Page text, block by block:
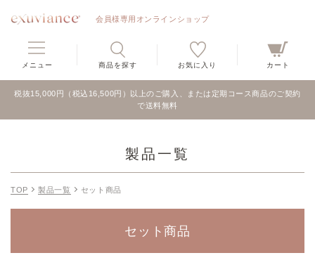
会員様専用オンラインショップ
メニュー 商品を探す お気に入り カート
税抜15,000円（税込16,500円）以上のご購入、または定期コース商品のご契約
で送料無料
製品一覧
TOP 製品一覧 セット商品
セット商品